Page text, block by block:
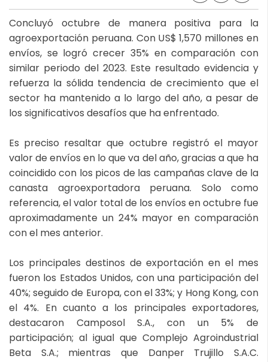
Concluyó octubre de manera positiva para la
agroexportación peruana. Con US$ 1,570 millones en
envíos, se logró crecer 35% en comparación con
similar periodo del 2023. Este resultado evidencia y
refuerza la sólida tendencia de crecimiento que el
sector ha mantenido a lo largo del año, a pesar de
los significativos desafíos que ha enfrentado.
Es preciso resaltar que octubre registró el mayor
valor de envíos en lo que va del año, gracias a que ha
coincidido con los picos de las campañas clave de la
canasta agroexportadora peruana. Solo como
referencia, el valor total de los envíos en octubre fue
aproximadamente un 24% mayor en comparación
con el mes anterior.
Los principales destinos de exportación en el mes
fueron los Estados Unidos, con una participación del
40%; seguido de Europa, con el 33%; y Hong Kong, con
el 4%. En cuanto a los principales exportadores,
destacaron Camposol S.A., con un 5% de
participación; al igual que Complejo Agroindustrial
Beta S.A.; mientras que Danper Trujillo S.A.C.